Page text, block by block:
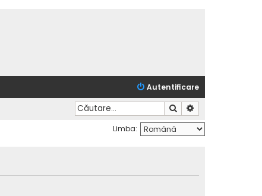
Autentificare
Căutare
Limba: